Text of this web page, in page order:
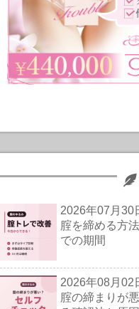
2026年07月30
腟を締める方
での期間
2026年08月02
腟の締まりが